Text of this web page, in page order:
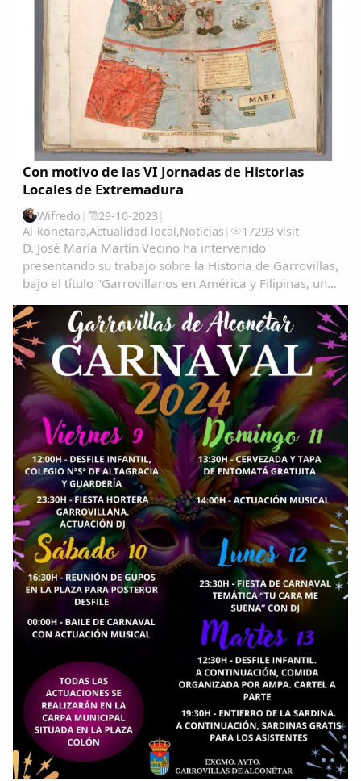
Con motivo de las VI Jornadas de Historias
Locales de Extremadura
Wifredo | 29-10-2023|
Al-konetara,Actualidad local,Noticias | 17293 visit
D. José María Martín Vecino ha intervenido
presentando su trabajo sobre la Historia de Garrovillas,
bajo el título "Garrovillanos en América y Filipinas, una
AmeÃ&#140;&#129;rica-y-Filipinas-una...